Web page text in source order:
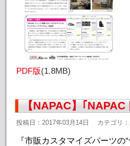
PDF版(1.8MB)
【NAPAC】｢
投稿日：2017年03月14日 カテゴリ：
『市販カスタマイズパーツ